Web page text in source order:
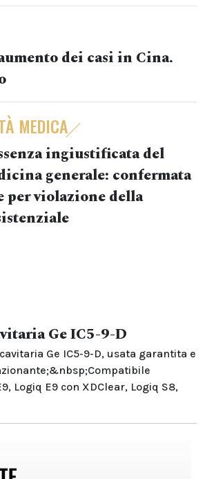
dei casi in Cina.
MEDICA
ingiustificata del
generale: confermata
per violazione della
Ge IC5-9-D
Ge IC5-9-D, usata garantita e
Logiq E9 con XDClear, Logiq S8,